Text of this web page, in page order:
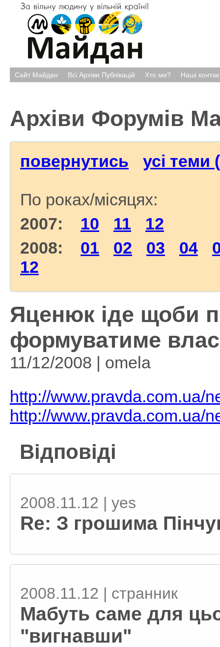
Сайт Майдан Всі Архіви Публікацій Хто ми? Наші
Архіви Форумів
повернутись усі теми
По роках/місяцях:
2007: 10 11
12
2008: 01 02 03 04
12
Яценюк іде щоби
формуватиме
11/12/2008 | omela
http://www.pravda.com.ua/
http://www.pravda.com.ua/
Відповіді
2008.11.12 | yes
Re: З грошима
2008.11.12 | странник
Мабуть саме для
"вигнавши"